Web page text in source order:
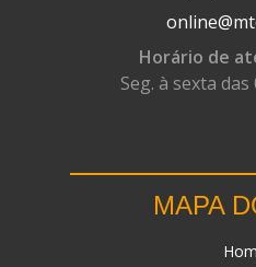
Horário de
Seg. à sexta das
MAPA